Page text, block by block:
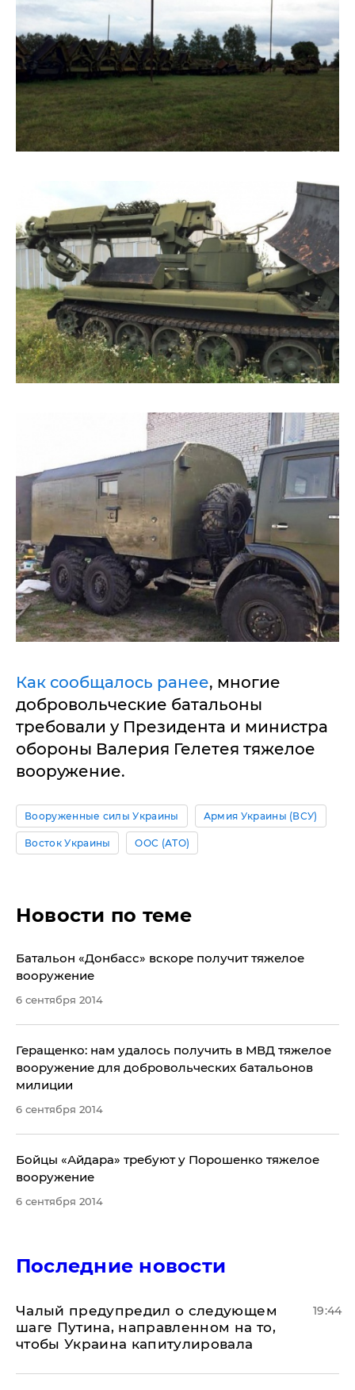
Как сообщалось ранее, многие
добровольческие батальоны
требовали у Президента и министра
обороны Валерия Гелетея тяжелое
вооружение.
Вооруженные силы Украины Армия Украины (ВСУ)
Восток Украины ООС (АТО)
Новости по теме
Батальон «Донбасс» вскоре получит тяжелое
вооружение
6 сентября 2014
Геращенко: нам удалось получить в МВД тяжелое
вооружение для добровольческих батальонов
милиции
6 сентября 2014
​Бойцы «Айдара» требуют у Порошенко тяжелое
вооружение
6 сентября 2014
Последние новости
Чалый предупредил о следующем
шаге Путина, направленном на то,
чтобы Украина капитулировала
19:44